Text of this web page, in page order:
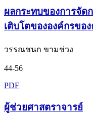
ผลกระทบของการจั
เติบโตขององค์กรขอ
วรรณชนก ขามช่วง
44-56
PDF
ผู้ช่วยศาสตราจารย์